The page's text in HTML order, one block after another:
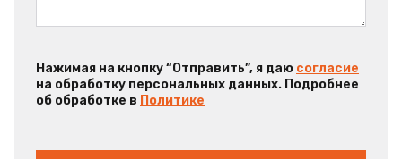
Нажимая на кнопку “Отправить”, я даю согласие
на обработку персональных данных. Подробнее
об обработке в Политике